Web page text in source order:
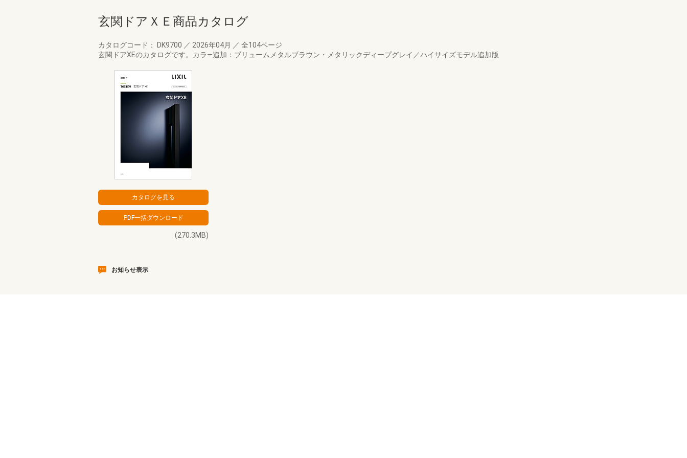
玄関ドアＸＥ商品カタログ
カタログコード： DK9700 ／ 2026年04月 ／ 全104ページ
玄関ドアXEのカタログです。カラ―追加：ブリュームメタルブラウン・メタリックディープグレイ／ハイサイズモデル追加版
(270.3MB)
お知らせ表示